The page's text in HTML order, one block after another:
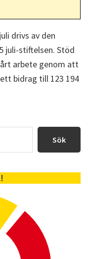
drivs av den
juli-stiftelsen. Stöd
arbete genom att
bidrag till 123 194
Sök